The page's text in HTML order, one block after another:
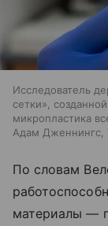
Исследователь
сетки»,
микропластика
Адам Дженнингс,
По словам
материалы —